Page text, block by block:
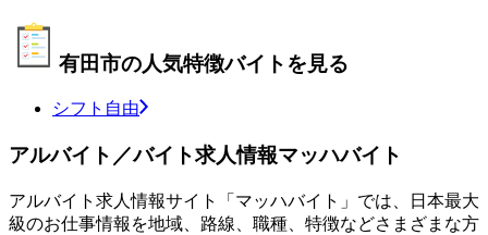
有田市の人気特徴バイトを見る
シフト自由
アルバイト／バイト求人情報マッハバイト
アルバイト求人情報サイト「マッハバイト」では、日本最大
級のお仕事情報を地域、路線、職種、特徴などさまざまな方